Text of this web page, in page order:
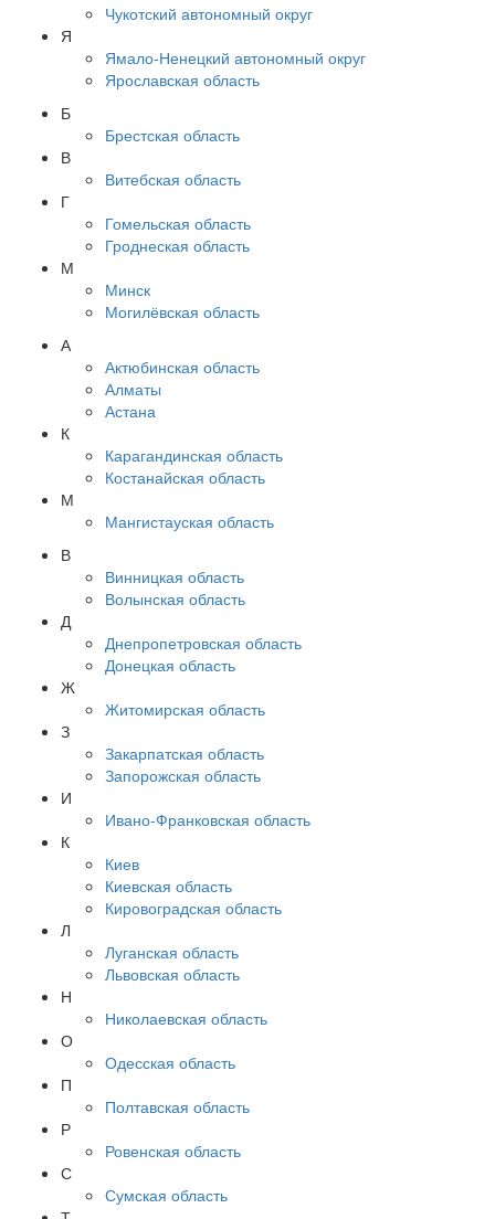
Чукотский автономный округ
Я
Ямало-Ненецкий автономный округ
Ярославская область
Б
Брестская область
В
Витебская область
Г
Гомельская область
Гроднеская область
М
Минск
Могилёвская область
А
Актюбинская область
Алматы
Астана
К
Карагандинская область
Костанайская область
М
Мангистауская область
В
Винницкая область
Волынская область
Д
Днепропетровская область
Донецкая область
Ж
Житомирская область
З
Закарпатская область
Запорожская область
И
Ивано-Франковская область
К
Киев
Киевская область
Кировоградская область
Л
Луганская область
Львовская область
Н
Николаевская область
О
Одесская область
П
Полтавская область
Р
Ровенская область
С
Сумская область